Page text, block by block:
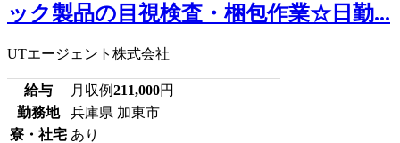
ック製品の目視検査・梱包作業☆日勤...
UTエージェント株式会社
給与 月収例211,000円
勤務地
兵庫県 加東市
寮・社宅 あり